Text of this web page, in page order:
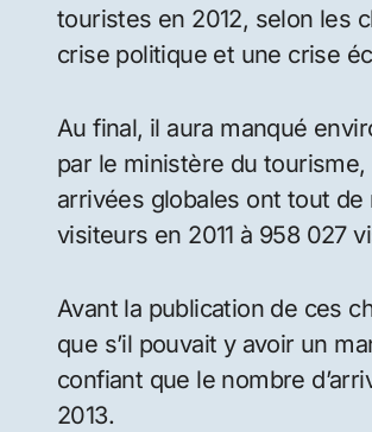
touristes en 2012, selon les
crise politique et une crise
Au final, il aura manqué
par le ministère du
arrivées globales ont tout
visiteurs en 2011 à 958 027
Avant la publication de ces
que s’il pouvait y avoir un
confiant que le nombre
2013.